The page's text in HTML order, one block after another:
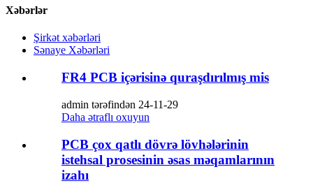
Xəbərlər
Şirkət xəbərləri
Sənaye Xəbərləri
FR4 PCB içərisinə quraşdırılmış mis
admin tərəfindən 24-11-29
Daha ətraflı oxuyun
PCB çox qatlı dövrə lövhələrinin
istehsal prosesinin əsas məqamlarının
izahı